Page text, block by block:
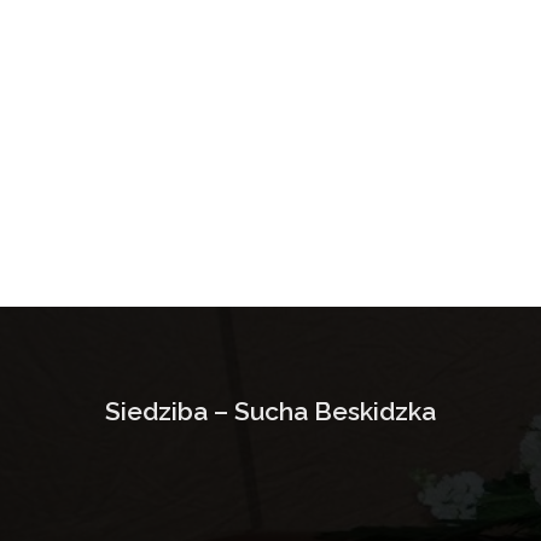
Siedziba – Sucha Beskidzka